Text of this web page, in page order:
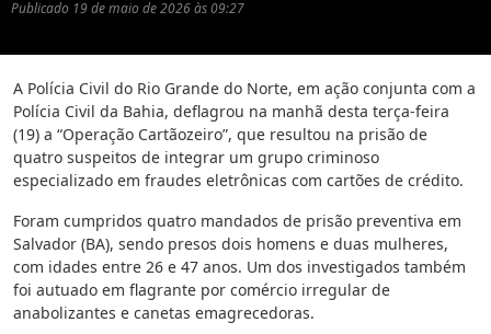
Publicado 19 de maio de 2026 às 09:27
A Polícia Civil do Rio Grande do Norte, em ação conjunta com a
Polícia Civil da Bahia, deflagrou na manhã desta terça-feira
(19) a “Operação Cartãozeiro”, que resultou na prisão de
quatro suspeitos de integrar um grupo criminoso
especializado em fraudes eletrônicas com cartões de crédito.
Foram cumpridos quatro mandados de prisão preventiva em
Salvador (BA), sendo presos dois homens e duas mulheres,
com idades entre 26 e 47 anos. Um dos investigados também
foi autuado em flagrante por comércio irregular de
anabolizantes e canetas emagrecedoras.